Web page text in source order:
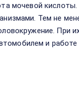
мочевой
Тем не
При
и работе